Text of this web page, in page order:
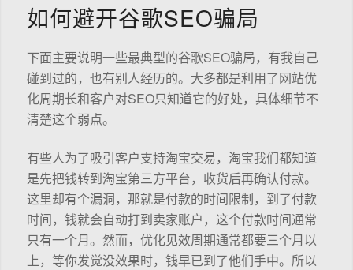
如何避开谷歌SEO骗局
下面主要说明一些最典型的谷歌SEO骗局，有我自己
碰到过的，也有别人经历的。大多都是利用了网站优
化周期长和客户对SEO只知道它的好处，具体细节不
清楚这个弱点。
有些人为了吸引客户支持淘宝交易，淘宝我们都知道
是先把钱转到淘宝第三方平台，收货后再确认付款。
这里却有个漏洞，那就是付款的时间限制，到了付款
时间，钱就会自动打到卖家账户，这个付款时间通常
只有一个月。然而，优化见效周期通常都要三个月以
上，等你发觉没效果时，钱早已到了他们手中。所以